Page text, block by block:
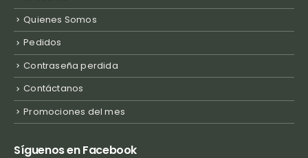
Quienes Somos
Pedidos
Contraseña perdida
Contáctanos
Promociones del mes
Síguenos en Facebook